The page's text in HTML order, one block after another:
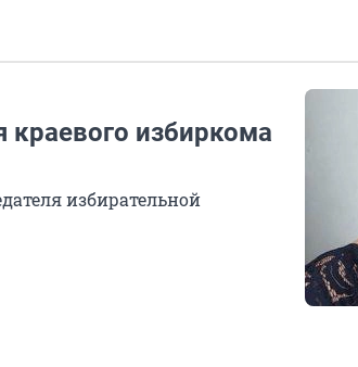
краевого избиркома
избирательной